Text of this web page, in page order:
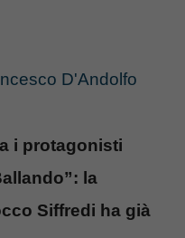
D'Andolfo
i protagonisti
la
Siffredi ha già